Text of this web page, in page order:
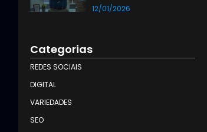
12/01/2026
Categorias
REDES SOCIAIS
DIGITAL
VARIEDADES
SEO